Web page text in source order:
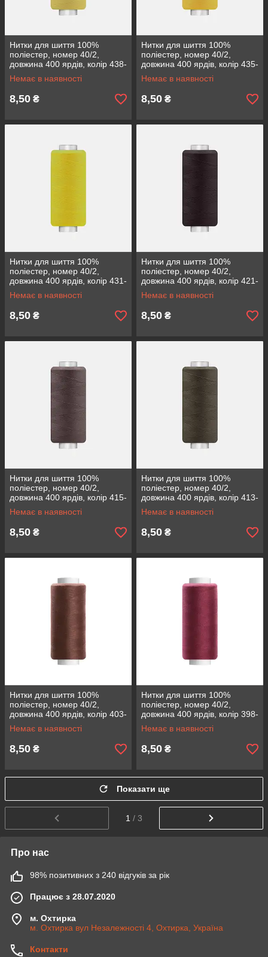
Нитки для шиття 100%
поліестер, номер 40/2,
довжина 400 ярдів, колір 438-
300
Немає в наявності
8,50 ₴
Нитки для шиття 100%
поліестер, номер 40/2,
довжина 400 ярдів, колір 435-
29
Немає в наявності
8,50 ₴
Нитки для шиття 100%
поліестер, номер 40/2,
довжина 400 ярдів, колір 431-
28
Немає в наявності
8,50 ₴
Нитки для шиття 100%
поліестер, номер 40/2,
довжина 400 ярдів, колір 421-
563
Немає в наявності
8,50 ₴
Нитки для шиття 100%
поліестер, номер 40/2,
довжина 400 ярдів, колір 415-
706
Немає в наявності
8,50 ₴
Нитки для шиття 100%
поліестер, номер 40/2,
довжина 400 ярдів, колір 413-
45
Немає в наявності
8,50 ₴
Нитки для шиття 100%
поліестер, номер 40/2,
довжина 400 ярдів, колір 403-
41
Немає в наявності
8,50 ₴
Нитки для шиття 100%
поліестер, номер 40/2,
довжина 400 ярдів, колір 398-
248
Немає в наявності
8,50 ₴
Показати ще
1 / 3
Про нас
98% позитивних з 240 відгуків за рік
Працює з 28.07.2020
м. Охтирка
м. Охтирка вул Незалежності 4, Охтирка, Україна
Контакти